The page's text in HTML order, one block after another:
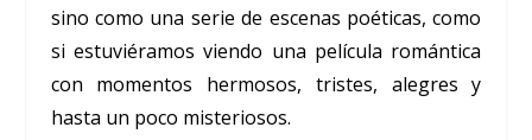
sino como una serie de escenas poéticas, como
si estuviéramos viendo una película romántica
con momentos hermosos, tristes, alegres y
hasta un poco misteriosos.